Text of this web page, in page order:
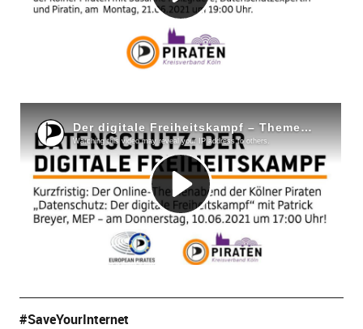
#SaveYourInternet